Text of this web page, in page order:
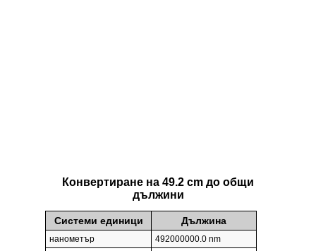
Конвертиране на 49.2 cm до общи
дължини
Системи единици Дължина
нанометър
492000000.0 nm